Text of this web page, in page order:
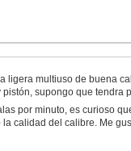
ligera multiuso de buena
supongo que tendra
por minuto, es curioso
calidad del calibre. Me